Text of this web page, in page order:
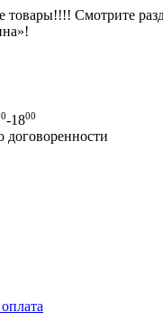
товары!!!! Смотрите
-1800
договоренности